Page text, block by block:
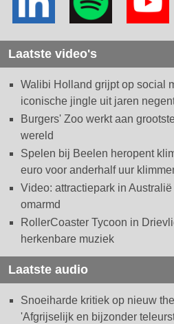
Laatste video's
Walibi Holland grijpt op social
iconische jingle uit jaren
Burgers' Zoo werkt aan
wereld
Spelen bij Beelen heropent
euro voor anderhalf uur
Video: attractiepark in
omarmd
RollerCoaster Tycoon in
herkenbare muziek
Laatste audio
Snoeiharde kritiek op nieuw
'Afgrijselijk en bijzonder